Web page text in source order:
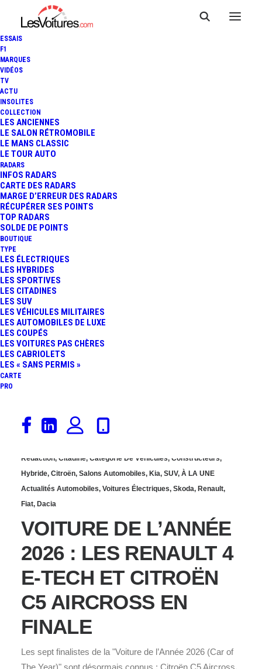
ESSAIS
F1
MARQUES
VIDÉOS
TV
ACTU
INSOLITES
COLLECTION
LES ANCIENNES
LE SALON RÉTROMOBILE
LE MANS CLASSIC
LE TOUR AUTO
RADARS
INFOS RADARS
CARTE DES RADARS
MARGE D’ERREUR DES RADARS
RÉCUPÉRER SES POINTS
TOP RADARS
SOLDE DE POINTS
BOUTIQUE
TYPE
LES ÉLECTRIQUES
LES HYBRIDES
LES SPORTIVES
LES CITADINES
LES SUV
LES VÉHICULES MILITAIRES
LES AUTOMOBILES DE LUXE
LES COUPÉS
LES VOITURES PAS CHÈRES
LES CABRIOLETS
LES « SANS PERMIS »
CARTE
PRO
9 janvier 2026
MERCEDES-BENZ CLA :
ÉLUE « VOITURE DE
L’ANNÉE 2026 » ET C’EST
MÉRITÉ
Rédaction, Citadine, Catégorie De Véhicules, Constructeurs,
Hybride, Citroën, Salons Automobiles, Kia, SUV, À LA UNE
Actualités Automobiles, Voitures Électriques, Skoda, Renault,
Fiat, Dacia
VOITURE DE L’ANNÉE
2026 : LES RENAULT 4
E-TECH ET CITROËN
C5 AIRCROSS EN
FINALE
Les sept finalistes de la "Voiture de l’Année 2026 (Car of
The Year)" sont désormais connus : Citroën C5 Aircross,